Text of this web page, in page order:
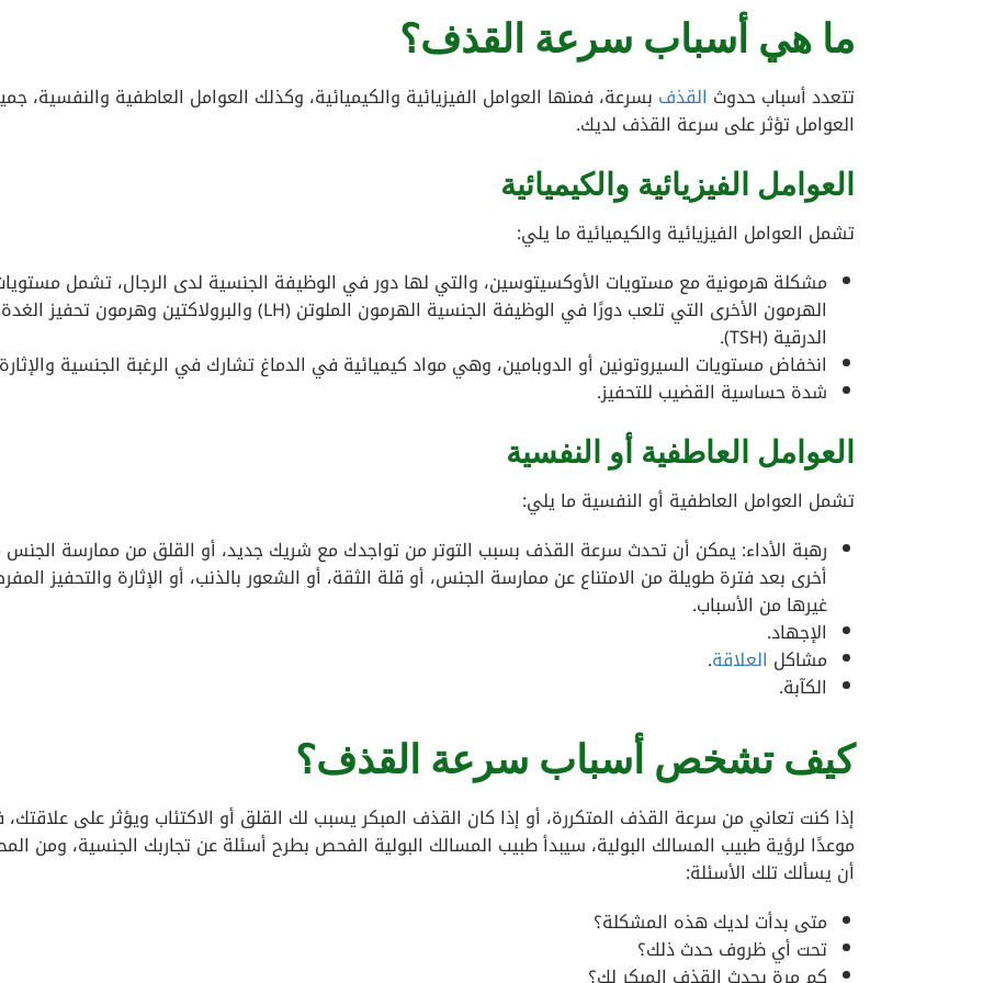
ما هي أسباب سرعة القذف؟
تتعدد أسباب حدوث القذف بسرعة، فمنها العوامل الفيزيائية والكيميائية، وكذلك العوامل العاطفية والنفسية،
العوامل تؤثر على سرعة القذف لديك.
العوامل الفيزيائية والكيميائية
تشمل العوامل الفيزيائية والكيميائية ما يلي:
مشكلة هرمونية مع مستويات الأوكسيتوسين، والتي لها دور في الوظيفة الجنسية لدى الرجال، تشمل
الهرمون الأخرى التي تلعب دورًا في الوظيفة الجنسية الهرمون الملوتن (LH) والبرولاكتين وهرمون تحفيز الغدة
الدرقية (TSH).
انخفاض مستويات السيروتونين أو الدوبامين، وهي مواد كيميائية في الدماغ تشارك في الرغبة الجنسية
شدة حساسية القضيب للتحفيز.
العوامل العاطفية أو النفسية
تشمل العوامل العاطفية أو النفسية ما يلي:
رهبة الأداء: يمكن أن تحدث سرعة القذف بسبب التوتر من تواجدك مع شريك جديد، أو القلق من ممارسة الجنس
أخرى بعد فترة طويلة من الامتناع عن ممارسة الجنس، أو قلة الثقة، أو الشعور بالذنب، أو الإثارة والتحفيز
غيرها من الأسباب.
الإجهاد.
مشاكل العلاقة.
الكآبة.
كيف تشخص أسباب سرعة القذف؟
إذا كنت تعاني من سرعة القذف المتكررة، أو إذا كان القذف المبكر يسبب لك القلق أو الاكتئاب ويؤثر على
موعدًا لرؤية طبيب المسالك البولية، سيبدأ طبيب المسالك البولية الفحص بطرح أسئلة عن تجاربك الجنسية، ومن
أن يسألك تلك الأسئلة:
متى بدأت لديك هذه المشكلة؟
تحت أي ظروف حدث ذلك؟